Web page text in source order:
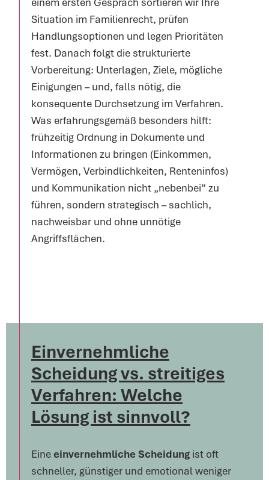
Situation im Familienrecht, prüfen
Handlungsoptionen und legen Prioritäten
fest. Danach folgt die strukturierte
Vorbereitung: Unterlagen, Ziele, mögliche
Einigungen – und, falls nötig, die
konsequente Durchsetzung im Verfahren.
Was erfahrungsgemäß besonders hilft:
frühzeitig Ordnung in Dokumente und
Informationen zu bringen (Einkommen,
Vermögen, Verbindlichkeiten, Renteninfos)
und Kommunikation nicht „nebenbei“ zu
führen, sondern strategisch – sachlich,
nachweisbar und ohne unnötige
Angriffsflächen.
Einvernehmliche
Scheidung vs. streitiges
Verfahren: Welche
Lösung ist sinnvoll?
Eine einvernehmliche Scheidung ist oft
schneller, günstiger und emotional weniger